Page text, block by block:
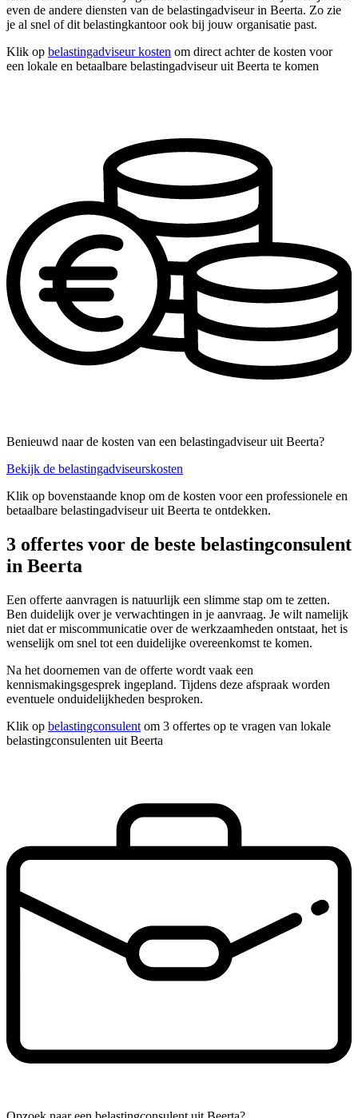
even de andere diensten van de belastingadviseur in Beerta. Zo zie
je al snel of dit belastingkantoor ook bij jouw organisatie past.
Klik op belastingadviseur kosten om direct achter de kosten voor
een lokale en betaalbare belastingadviseur uit Beerta te komen
Benieuwd naar de kosten van een belastingadviseur uit Beerta?
Bekijk de belastingadviseurskosten
Klik op bovenstaande knop om de kosten voor een professionele en
betaalbare belastingadviseur uit Beerta te ontdekken.
3 offertes voor de beste belastingconsulent
in Beerta
Een offerte aanvragen is natuurlijk een slimme stap om te zetten.
Ben duidelijk over je verwachtingen in je aanvraag. Je wilt namelijk
niet dat er miscommunicatie over de werkzaamheden ontstaat, het is
wenselijk om snel tot een duidelijke overeenkomst te komen.
Na het doornemen van de offerte wordt vaak een
kennismakingsgesprek ingepland. Tijdens deze afspraak worden
eventuele onduidelijkheden besproken.
Klik op belastingconsulent om 3 offertes op te vragen van lokale
belastingconsulenten uit Beerta